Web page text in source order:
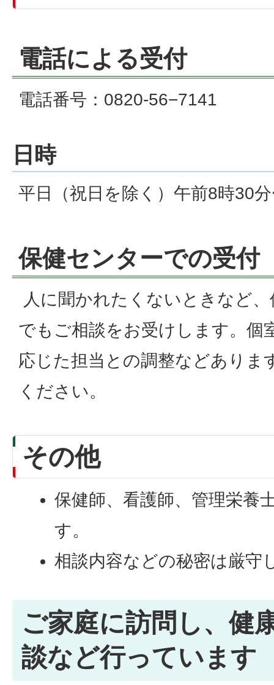
電話による受付
電話番号：0820-56−7141
日時
平日（祝日を除く）午前8時30
保健センターでの受付
人に聞かれたくないときなど
でもご相談をお受けします。個
応じた担当との調整などありま
ください。
その他
保健師、看護師、管理栄養
す。
相談内容などの秘密は厳守
ご家庭に訪問し、健
談など行っています